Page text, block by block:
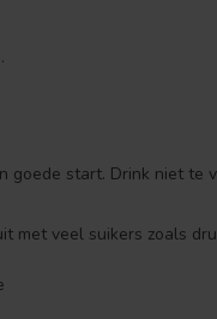
goede start. Drink niet te
met veel suikers zoals